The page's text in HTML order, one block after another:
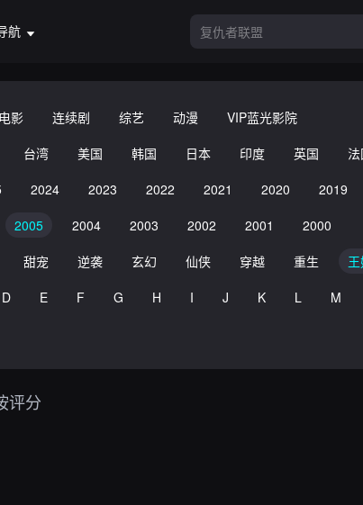
航
电影 连续剧 综艺 动漫
VIP蓝光影院
台湾 美国 韩国 日本 印度 英国
2024 2023 2022 2021 2020 2019
2005 2004 2003 2002 2001
2000
甜宠 逆袭 玄幻 仙侠 穿越 重生
D E F G H I J K L M
评分